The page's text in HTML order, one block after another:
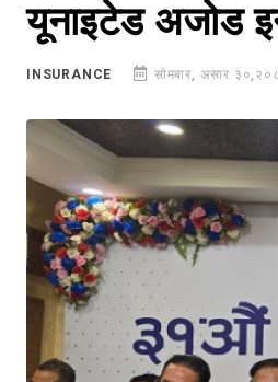
यूनाइटेड अजोड
INSURANCE सोमबार, असार